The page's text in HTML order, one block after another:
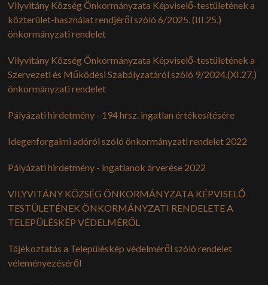
FOTÓGALÉRIA
PÁLYÁZATOK
MFP
TÁMOP-6.1.2-11/1-2012-1200 SZ. PROJEKT
ÉMOP-4.2.1/A-11-2012-0036
VP6-7.2.1-7.4.1.1-16 (1778593637)
KÖZÉRDEKŰ
Vilyvitány Község Önkormányzata Képviselő-testületének a
közterület-használat rendjéről szóló 6/2025. (III.25.)
önkormányzati rendelet
Vilyvitány Község Önkormányzata Képviselő-testületének a
Szervezeti és Működési Szabályzatáról szóló 9/2024.(XI.27.)
önkormányzati rendelet
Pályázati hirdetmény - 194 hrsz. ingatlan értékesítésére
Idegenforgalmi adóról szóló önkormányzati rendelet 2022
Pályázati hirdetmény - ingatlanok árverése 2022
VILYVITÁNY KÖZSÉG ÖNKORMÁNYZATA KÉPVISELŐ
TESTÜLETÉNEK ÖNKORMÁNYZATI RENDELETE A
TELEPÜLÉSKÉP VÉDELMÉRŐL
Tájékoztatás a Településkép védelméről szóló rendelet
véleményezéséről